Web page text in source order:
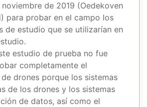
de 2019 (Oedekoven
para probar en el campo los
de estudio que se utilizarían en
estudio de prueba no fue
completamente el
drones porque los sistemas
de los drones y los sistemas
de datos, así como el